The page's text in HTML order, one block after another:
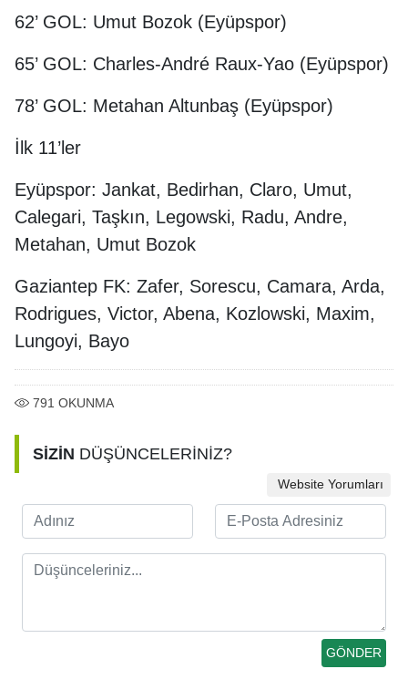
62’ GOL: Umut Bozok (Eyüpspor)
65’ GOL: Charles-André Raux-Yao (Eyüpspor)
78’ GOL: Metahan Altunbaş (Eyüpspor)
İlk 11’ler
Eyüpspor: Jankat, Bedirhan, Claro, Umut,
Calegari, Taşkın, Legowski, Radu, Andre,
Metahan, Umut Bozok
Gaziantep FK: Zafer, Sorescu, Camara, Arda,
Rodrigues, Victor, Abena, Kozlowski, Maxim,
Lungoyi, Bayo
791 OKUNMA
SİZİN DÜŞÜNCELERİNİZ?
Website Yorumları